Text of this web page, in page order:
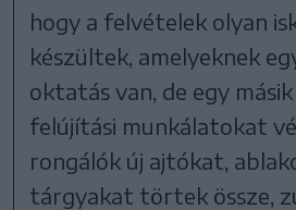
hogy a felvételek olyan
készültek, amelyeknek
oktatás van, de egy
felújítási munkálatokat
rongálók új ajtókat,
tárgyakat törtek össze,